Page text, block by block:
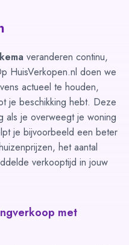
veranderen continu,
HuisVerkopen.nl doen we
actueel te houden,
je beschikking hebt. Deze
als je overweegt je woning
je bijvoorbeeld een beter
het aantal
verkooptijd in jouw
met